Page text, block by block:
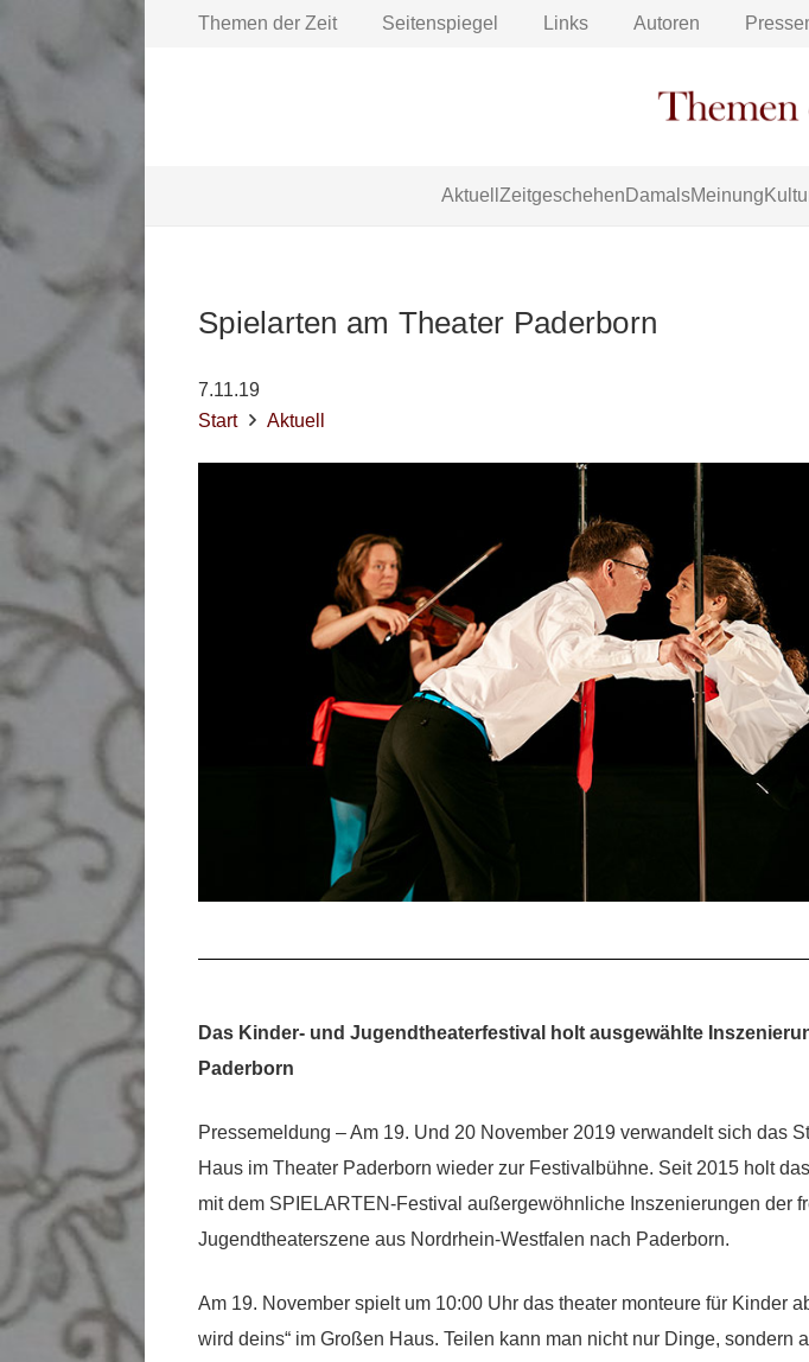
Themen der Zeit Seitenspiegel Links Autoren
Aktuell Zeitgeschehen DamalsMeinung
Spielarten am Theater Paderborn
7.11.19
Start
Aktuell
Das Kinder- und Jugendtheaterfestival holt ausgewählte
Paderborn
Pressemeldung – Am 19. Und 20 November 2019 verwandelt sich das
Haus im Theater Paderborn wieder zur Festivalbühne. Seit 2015 holt
mit dem SPIELARTEN-Festival außergewöhnliche Inszenierungen der
Jugendtheaterszene aus Nordrhein-Westfalen nach Paderborn.
Am 19. November spielt um 10:00 Uhr das theater monteure für Kinder
wird deins“ im Großen Haus. Teilen kann man nicht nur Dinge, sondern